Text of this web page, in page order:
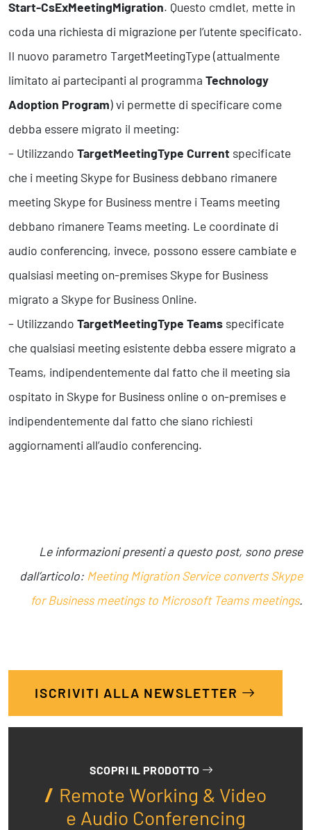
Start-CsExMeetingMigration. Questo cmdlet, mette in
coda una richiesta di migrazione per l’utente specificato.
Il nuovo parametro TargetMeetingType (attualmente
limitato ai partecipanti al programma Technology
Adoption Program) vi permette di specificare come
debba essere migrato il meeting:
– Utilizzando TargetMeetingType Current specificate
che i meeting Skype for Business debbano rimanere
meeting Skype for Business mentre i Teams meeting
debbano rimanere Teams meeting. Le coordinate di
audio conferencing, invece, possono essere cambiate e
qualsiasi meeting on-premises Skype for Business
migrato a Skype for Business Online.
– Utilizzando TargetMeetingType Teams specificate
che qualsiasi meeting esistente debba essere migrato a
Teams, indipendentemente dal fatto che il meeting sia
ospitato in Skype for Business online o on-premises e
indipendentemente dal fatto che siano richiesti
aggiornamenti all’audio conferencing.
Le informazioni presenti a questo post, sono prese
dall’articolo: Meeting Migration Service converts Skype
for Business meetings to Microsoft Teams meetings.
ISCRIVITI ALLA NEWSLETTER
SCOPRI IL PRODOTTO
Remote Working & Video
e Audio Conferencing